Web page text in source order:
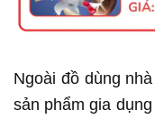
Ngoài đồ dùng
sản phẩm gia